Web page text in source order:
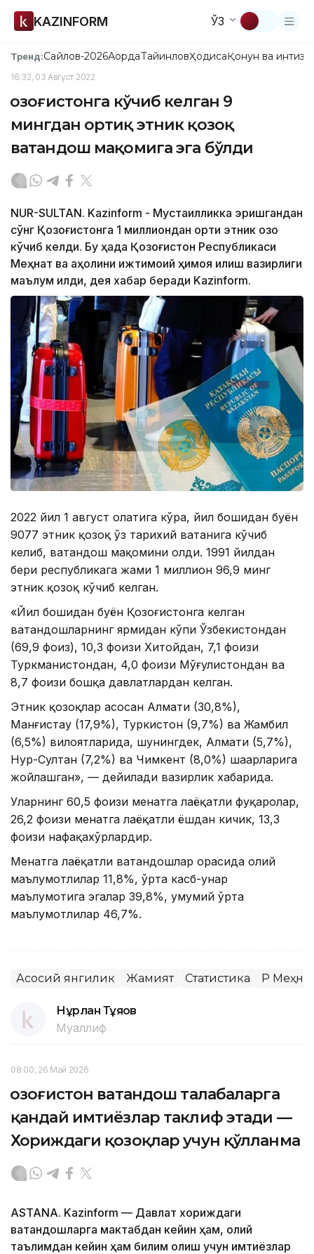
KAZINFORM ЎЗ
Тренд:Сайлов-2026АқордаТайинловҲодисаҚонун ва
16:32, 03 Август 2022
Қозоғистонга кўчиб келган 9
мингдан ортиқ этник қозоқ
ватандош мақомига эга бўлди
NUR-SULTAN. Kazinform - Мустақилликка эришгандан
сўнг Қозоғистонга 1 миллиондан ортиқ этник қозоқ
кўчиб келди. Бу ҳақда Қозоғистон Республикаси
Меҳнат ва аҳолини ижтимоий ҳимоя қилиш вазирлиги
маълум қилди, дея хабар беради Kazinform.
2022 йил 1 август ҳолатига кўра, йил бошидан буён
9077 этник қозоқ ўз тарихий ватанига кўчиб
келиб, ватандош мақомини олди. 1991 йилдан
бери республикага жами 1 миллион 96,9 минг
этник қозоқ кўчиб келган.
«Йил бошидан буён Қозоғистонга келган
ватандошларнинг ярмидан кўпи Ўзбекистондан
(69,9 фоиз), 10,3 фоизи Хитойдан, 7,1 фоизи
Туркманистондан, 4,0 фоизи Мўғулистондан ва
8,7 фоизи бошқа давлатлардан келган.
Этник қозоқлар асосан Алмати (30,8%),
Манғистау (17,9%), Туркистон (9,7%) ва Жамбил
(6,5%) вилоятларида, шунингдек, Алмати (5,7%),
Нур-Султан (7,2%) ва Чимкент (8,0%) шаҳарларига
жойлашган», — дейилади вазирлик хабарида.
Уларнинг 60,5 фоизи меҳнатга лаёқатли фуқаролар,
26,2 фоизи меҳнатга лаёқатли ёшдан кичик, 13,3
фоизи нафақахўрлардир.
Меҳнатга лаёқатли ватандошлар орасида олий
маълумотлилар 11,8%, ўрта касб-ҳунар
маълумотига эгалар 39,8%, умумий ўрта
маълумотлилар 46,7%.
Асосий янгилик Жамият Статистика ҚР
Нұрлан Тұяқов
Муаллиф
08:00, 26 Май 2026
Қозоғистон ватандош талабаларга
қандай имтиёзлар таклиф этади —
Хориждаги қозоқлар учун қўлланма
ASTANA. Kazinform — Давлат хориждаги
ватандошларга мактабдан кейин ҳам, олий
таълимдан кейин ҳам билим олиш учун имтиёзлар